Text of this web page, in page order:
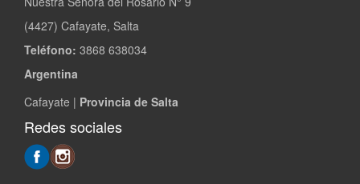
(4427) Cafayate, Salta
Teléfono: 3868 638034
Argentina
Cafayate | Provincia de Salta
Redes sociales